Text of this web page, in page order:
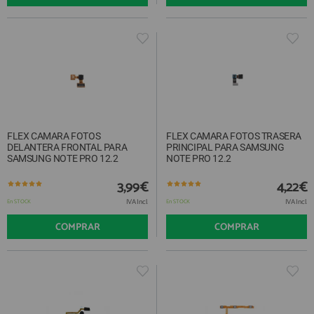
FLEX CAMARA FOTOS
DELANTERA FRONTAL PARA
SAMSUNG NOTE PRO 12.2
En STOCK
3,99€
IVA Incl.
COMPRAR
FLEX CAMARA FOTOS TRASERA
PRINCIPAL PARA SAMSUNG
NOTE PRO 12.2
En STOCK
4,22€
IVA Incl.
COMPRAR